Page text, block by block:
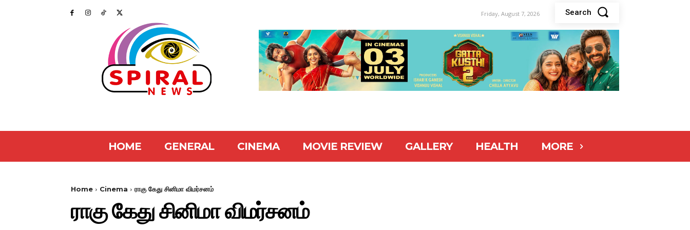
Friday, August 7, 2026 Search
HOME GENERAL CINEMA MOVIE REVIEW GALLERY HEALTH MORE
Home Cinema ராகு கேது சினிமா விமர்சனம்
ராகு கேது சினிமா விமர்சனம்